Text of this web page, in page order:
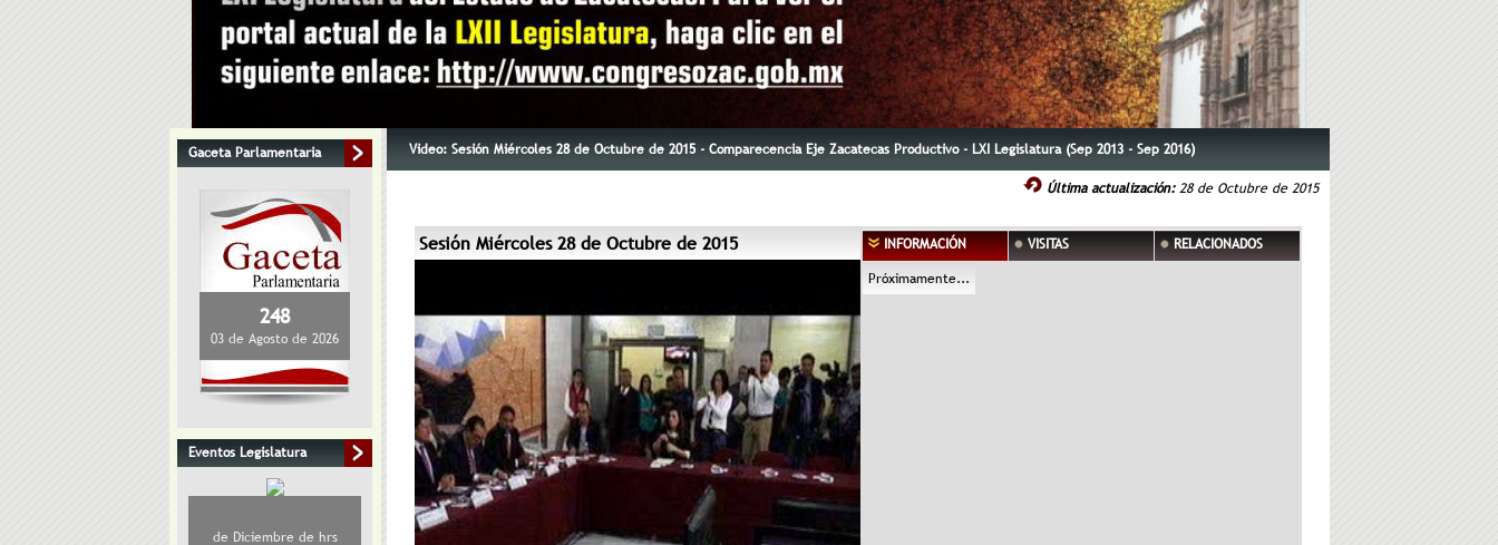
Gaceta Parlamentaria
248
03 de Agosto de 2026
Eventos Legislatura
de Diciembre de hrs
Video: Sesión Miércoles 28 de Octubre de 2015 - Comparecencia Eje Zacatecas Productivo - LXI Legislatura (Sep 2013 - Sep 2016)
Última actualización:28 de Octubre de 2015
Sesión Miércoles 28 de Octubre de 2015 INFORMACIÓN VISITAS
RELACIONADOS
Próximamente...